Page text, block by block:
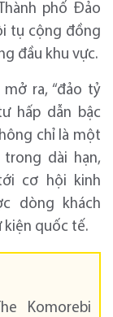
phố Đảo
tụ cộng đồng
đầu khu vực.
ra, “đảo tỷ
hấp dẫn bậc
chỉ là một
dài hạn,
cơ hội kinh
dòng khách
kiện quốc tế.
Komorebi